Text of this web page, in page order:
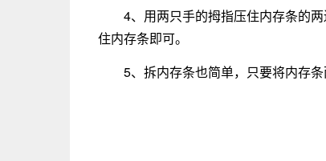
4、用两只手的拇指压住内存条的
住内存条即可。
5、拆内存条也简单，只要将内存